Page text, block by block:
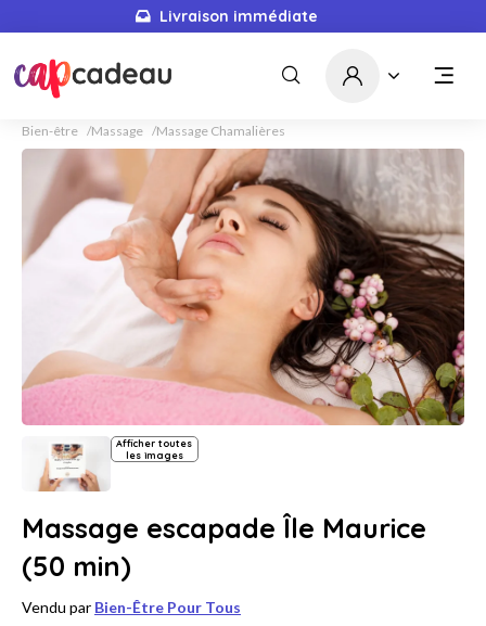
Livraison immédiate
Bien-être Massage Massage Chamalières
Afficher toutes
les images
Massage escapade Île Maurice
(50 min)
Vendu par Bien-Être Pour Tous